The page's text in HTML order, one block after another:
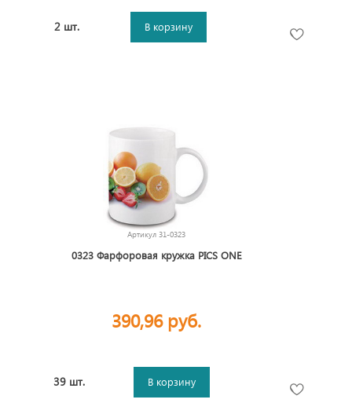
2 шт. В корзину
Артикул 31-0323
0323 Фарфоровая кружка PICS ONE
390,96 руб.
39 шт. В корзину